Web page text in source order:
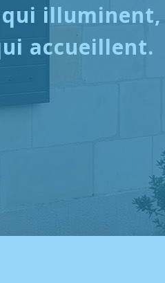
illuminent,
accueillent.